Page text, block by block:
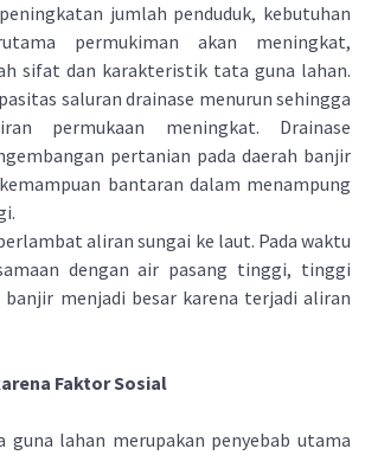
jumlah penduduk, kebutuhan
permukiman akan meningkat,
sifat dan karakteristik tata guna lahan.
saluran drainase menurun sehingga
permukaan meningkat. Drainase
pertanian pada daerah banjir
bantaran dalam menampung
aliran sungai ke laut. Pada waktu
dengan air pasang tinggi, tinggi
menjadi besar karena terjadi aliran
Faktor Sosial
lahan merupakan penyebab utama